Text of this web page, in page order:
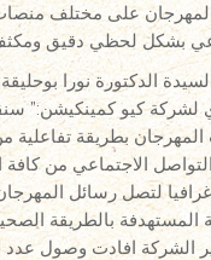
على مختلف
بشكل لحظي دقيق
الدكتورة نورا
لشركة كيو كمينكيشن:”
المهرجان بطريقة تفاعلية
الاجتماعي من كافة
لتصل رسائل
المستهدفة بالطريقة
الشركة افادت وصول عدد